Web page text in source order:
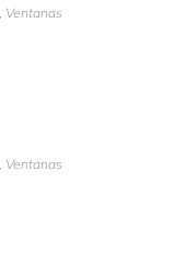
Ventanas
Ventanas